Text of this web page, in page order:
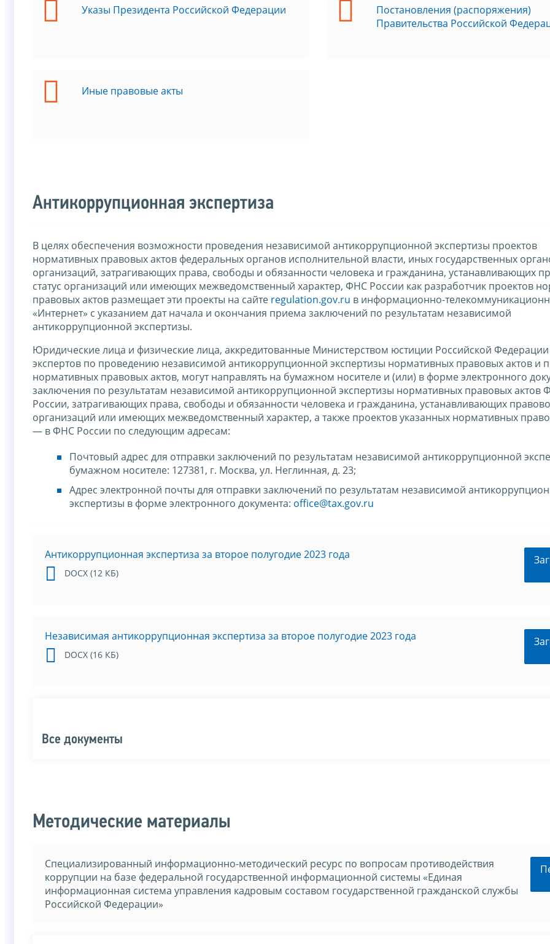
Указы Президента Российской Федерации
Иные правовые акты
Постановления (распоряжения)
Правительства Российской
Антикоррупционная экспертиза
В целях обеспечения возможности проведения независимой антикоррупционной экспертизы проектов
нормативных правовых актов федеральных органов исполнительной власти, иных государственных
организаций, затрагивающих права, свободы и обязанности человека и гражданина, устанавливающих
статус организаций или имеющих межведомственный характер, ФНС России как разработчик проектов
правовых актов размещает эти проекты на сайте regulation.gov.ru в информационно-
«Интернет» с указанием дат начала и окончания приема заключений по результатам независимой
антикоррупционной экспертизы.
Юридические лица и физические лица, аккредитованные Министерством юстиции Российской Федерации
экспертов по проведению независимой антикоррупционной экспертизы нормативных правовых актов и
нормативных правовых актов, могут направлять на бумажном носителе и (или) в форме электронного
заключения по результатам независимой антикоррупционной экспертизы нормативных правовых актов
России, затрагивающих права, свободы и обязанности человека и гражданина, устанавливающих
организаций или имеющих межведомственный характер, а также проектов указанных нормативных
— в ФНС России по следующим адресам:
Почтовый адрес для отправки заключений по результатам независимой антикоррупционной
бумажном носителе: 127381, г. Москва, ул. Неглинная, д. 23;
Адрес электронной почты для отправки заключений по результатам независимой
экспертизы в форме электронного документа: office@tax.gov.ru
Антикоррупционная экспертиза за второе полугодие 2023 года
DOCX (12 КБ)
Независимая антикоррупционная экспертиза за второе полугодие 2023 года
DOCX (16 КБ)
Все документы
Методические материалы
Специализированный информационно-методический ресурс по вопросам противодействия
коррупции на базе федеральной государственной информационной системы «Единая
информационная система управления кадровым составом государственной гражданской службы
Российской Федерации»